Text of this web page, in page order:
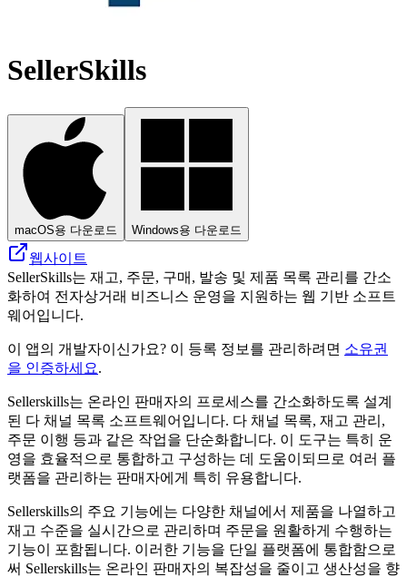
SellerSkills
macOS용 다운로드 Windows용 다운로드
웹사이트
SellerSkills는 재고, 주문, 구매, 발송 및 제품 목록 관리를 간소
화하여 전자상거래 비즈니스 운영을 지원하는 웹 기반 소프트
웨어입니다.
이 앱의 개발자이신가요? 이 등록 정보를 관리하려면 소유권
을 인증하세요.
Sellerskills는 온라인 판매자의 프로세스를 간소화하도록 설계
된 다 채널 목록 소프트웨어입니다. 다 채널 목록, 재고 관리,
주문 이행 등과 같은 작업을 단순화합니다. 이 도구는 특히 운
영을 효율적으로 통합하고 구성하는 데 도움이되므로 여러 플
랫폼을 관리하는 판매자에게 특히 유용합니다.
Sellerskills의 주요 기능에는 다양한 채널에서 제품을 나열하고
재고 수준을 실시간으로 관리하며 주문을 원활하게 수행하는
기능이 포함됩니다. 이러한 기능을 단일 플랫폼에 통합함으로
써 Sellerskills는 온라인 판매자의 복잡성을 줄이고 생산성을 향